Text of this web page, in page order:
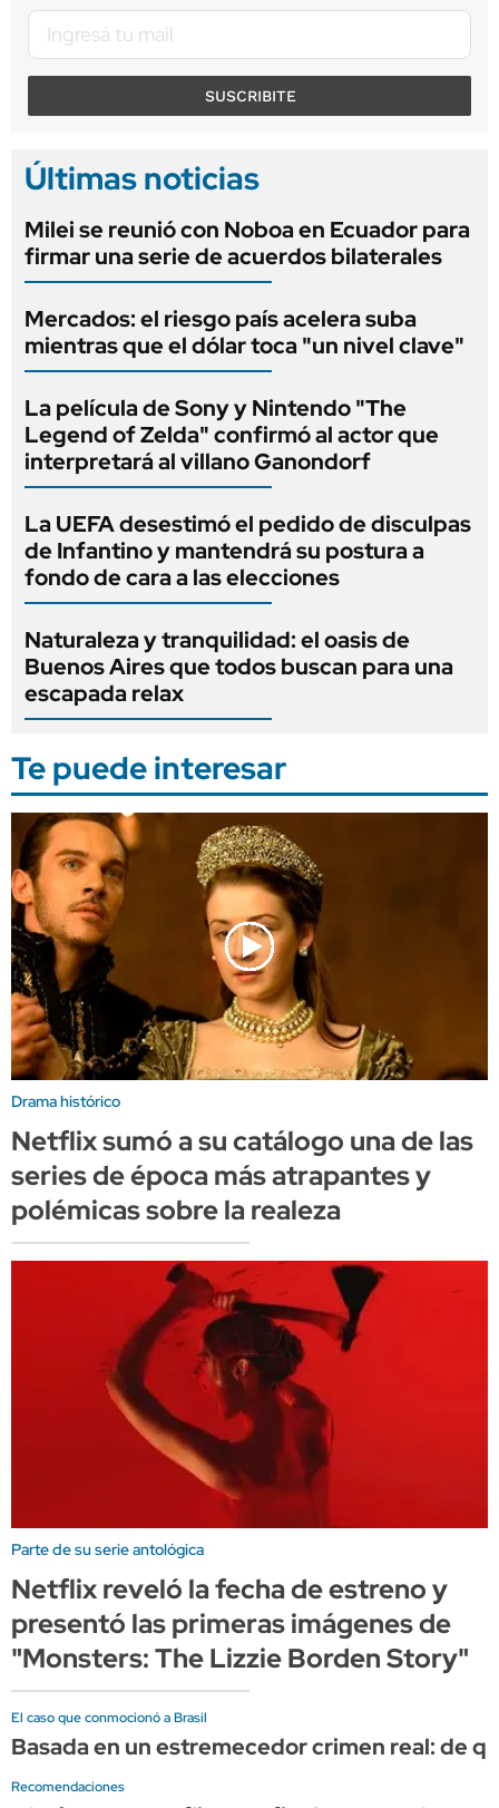
SUSCRIBITE
Últimas noticias
Milei se reunió con Noboa en Ecuador para
firmar una serie de acuerdos bilaterales
Mercados: el riesgo país acelera suba
mientras que el dólar toca "un nivel clave"
La película de Sony y Nintendo "The
Legend of Zelda" confirmó al actor que
interpretará al villano Ganondorf
La UEFA desestimó el pedido de disculpas
de Infantino y mantendrá su postura a
fondo de cara a las elecciones
Naturaleza y tranquilidad: el oasis de
Buenos Aires que todos buscan para una
escapada relax
Te puede interesar
Drama histórico
Netflix sumó a su catálogo una de las
series de época más atrapantes y
polémicas sobre la realeza
Parte de su serie antológica
Netflix reveló la fecha de estreno y
presentó las primeras imágenes de
"Monsters: The Lizzie Borden Story"
El caso que conmocionó a Brasil
Basada en un estremecedor crimen real: de
Recomendaciones